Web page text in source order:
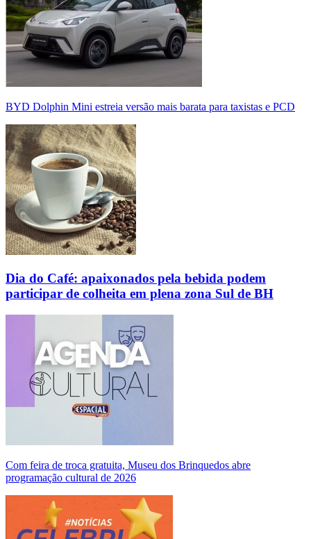
BYD Dolphin Mini estreia versão mais barata para taxistas e PCD
Dia do Café: apaixonados pela bebida podem
participar de colheita em plena zona Sul de BH
Com feira de troca gratuita, Museu dos Brinquedos abre
programação cultural de 2026